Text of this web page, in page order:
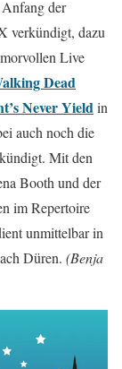
der
verkündigt, dazu
Live
Dead
Never Yieldin
auch noch die
Mit den
Booth und der
im Repertoire
unmittelbar in
Düren. (Benja